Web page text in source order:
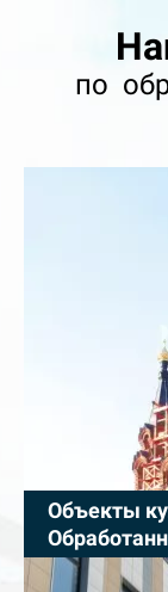
по
Объекты